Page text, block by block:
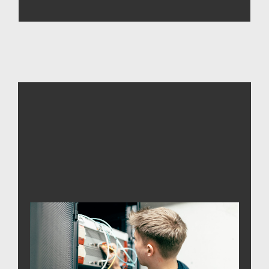
Wir bieten einen
großen
Erfahrungsschatz im
Schaltschrankbau
für anspruchsvolle
. Unser Team überzeugt durch
hochgradiges Fachwissen
und eine